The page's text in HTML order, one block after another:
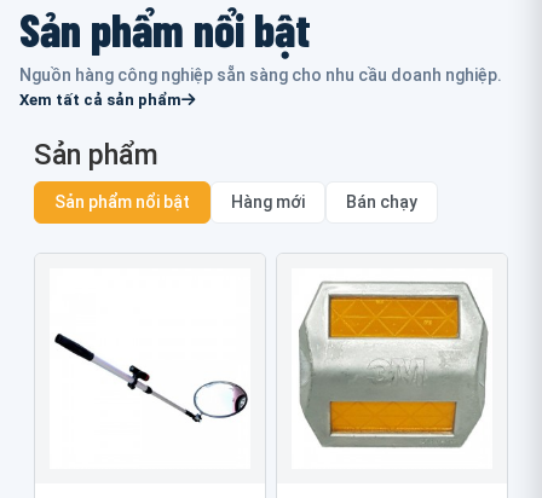
Sản phẩm nổi bật
Nguồn hàng công nghiệp sẵn sàng cho nhu cầu doanh nghiệp.
Xem tất cả sản phẩm
Sản phẩm
Sản phẩm nổi bật Hàng mới Bán chạy